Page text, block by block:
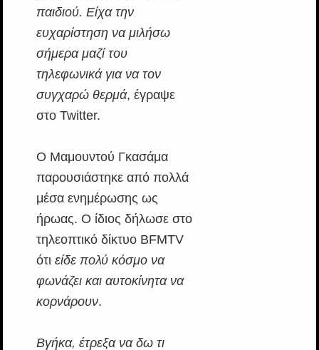
παιδιού. Είχα την
ευχαρίστηση να μιλήσω
σήμερα μαζί του
τηλεφωνικά για να τον
συγχαρώ θερμά, έγραψε
στο Twitter.
Ο Μαμουντού Γκασάμα
παρουσιάστηκε από πολλά
μέσα ενημέρωσης ως
ήρωας. Ο ίδιος δήλωσε στο
τηλεοπτικό δίκτυο BFMTV
ότι είδε πολύ κόσμο να
φωνάζει και αυτοκίνητα να
κορνάρουν.
Βγήκα, έτρεξα να δω τι